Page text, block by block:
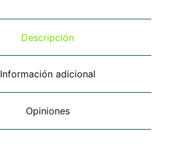
opciones
pueden
elegir
la
página
producto
Descripción
Información adicional
Opiniones